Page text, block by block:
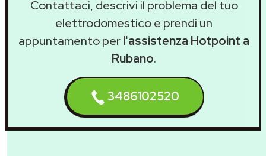
Contattaci, descrivi il problema del tuo
elettrodomestico e prendi un
appuntamento perl'assistenza Hotpoint a
Rubano.
3486102520